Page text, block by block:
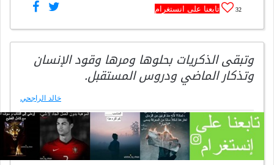
32 تابعنا على انستغرام
وتبقى الذكريات بحلوها ومرها وقود الإنسان
وتذكار الماضي ودروس المستقبل.
خالد الراجحي
الإنسان الماضي الذكريات
36 تابعنا على انستغرام